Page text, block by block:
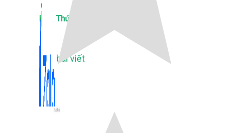
Kiến Thức Website
309 bài viết